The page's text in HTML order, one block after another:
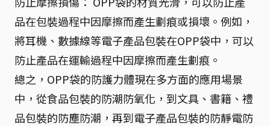
品在包裝過程中因摩擦而產生劃痕或損壞。例如，
將耳機、數據線等電子產品包裝在OPP袋中，可以
防止產品在運輸過程中因摩擦而產生劃痕。
總之，OPP袋的防護力體現在多方面的應用場景
中，從食品包裝的防潮防氧化，到文具、書籍、禮
品包裝的防塵防潮，再到電子產品包裝的防靜電防